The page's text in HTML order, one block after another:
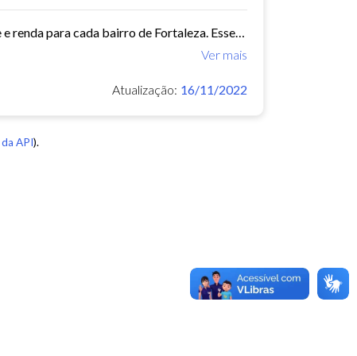
Este conjunto de dados contém indicadores de educação, longevidade e renda para cada bairro de Fortaleza. Esses três indicadores juntos formam o Indice de Desenvolvimento Humano...
Ver mais
Atualização: 16/11/2022
API).